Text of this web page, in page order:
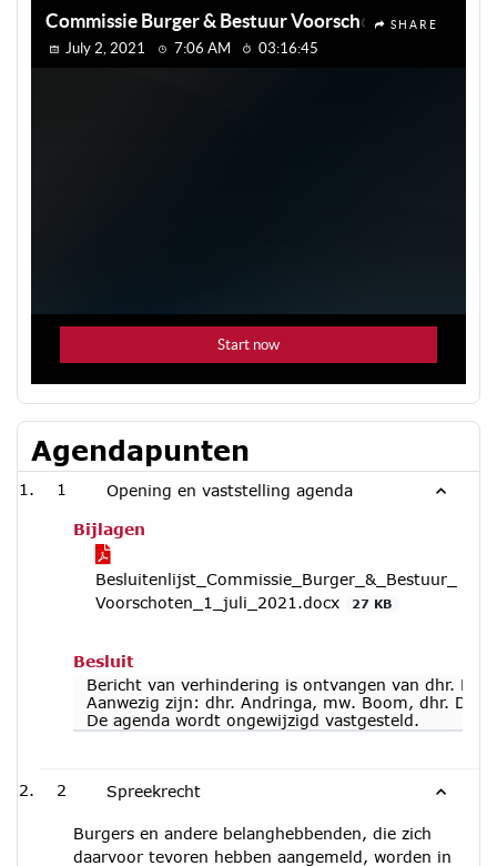
Agendapunten
1 Opening en vaststelling agenda
Bijlagen
Besluitenlijst_Commissie_Burger_&_Bestuur_
Voorschoten_1_juli_2021.docx
27 KB
Besluit
Bericht van verhindering is ontvangen van dhr.
Aanwezig zijn: dhr. Andringa, mw. Boom, dhr.
De agenda wordt ongewijzigd vastgesteld.
2 Spreekrecht
Burgers en andere belanghebbenden, die zich
daarvoor tevoren hebben aangemeld, worden in